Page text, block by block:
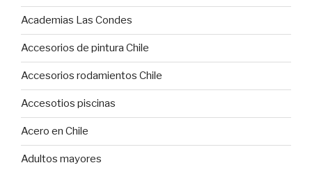
Academias Las Condes
Accesorios de pintura Chile
Accesorios rodamientos Chile
Accesotios piscinas
Acero en Chile
Adultos mayores